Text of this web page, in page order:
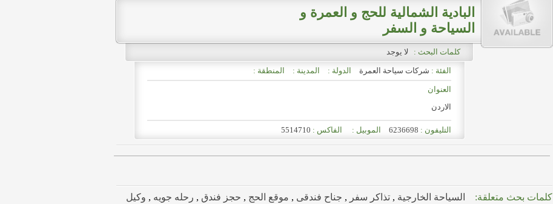
البادية الشمالية للحج و العمرة و
السياحة و السفر
كلمات البحث : لا يوجد
الفئة : شركات سياحة العمرة الدولة : المدينة : المنطقة :
العنوان
الاردن
التليفون : 6236698 الموبيل : الفاكس : 5514710
كلمات بحث متعلقة: السياحة الخارجية , تذاكر سفر , جناح فندقى , موقع الحج , حجز فندق , رحله جويه , وكيل